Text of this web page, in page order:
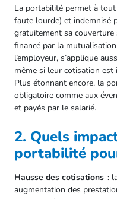
La portabilité permet à
faute lourde) et indemnisé
gratuitement sa couverture
financé par la
l’employeur, s’applique
même si leur cotisation est
Plus étonnant encore, la
obligatoire comme aux
et payés par le salarié.
2. Quels
portabilité
Hausse des cotisations :
augmentation des